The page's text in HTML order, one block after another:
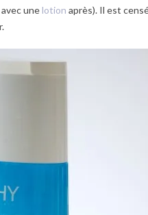
une lotion après). Il est